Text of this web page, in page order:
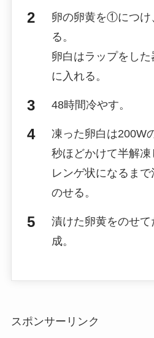
卵の卵黄を①につけ
る。
卵白はラップをし
に入れる。
48時間冷やす。
凍った卵白は200W
秒ほどかけて半解凍
レンゲ状になるま
のせる。
漬けた卵黄をのせ
成。
スポンサーリンク